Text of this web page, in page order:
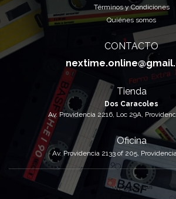
Términos y Condiciones
Quiénes somos
CONTACTO
Tienda
Dos Caracoles
Av. Providencia 2216, Loc 29A,
Oficina
Av. Providencia 2133 of 205,